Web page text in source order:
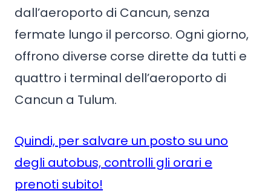
dall’aeroporto di Cancun, senza
fermate lungo il percorso. Ogni giorno,
offrono diverse corse dirette da tutti e
quattro i terminal dell’aeroporto di
Cancun a Tulum.
Quindi, per salvare un posto su uno
degli autobus, controlli gli orari e
prenoti subito!